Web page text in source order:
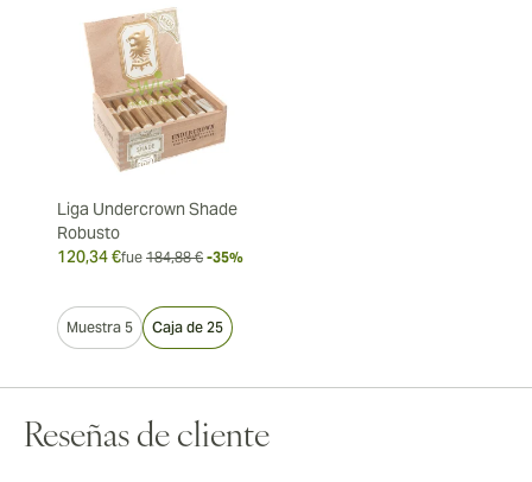
Liga Undercrown Shade
Robusto
120,34 €fue 184,88 € -35%
Muestra 5 Caja de 25
Reseñas de cliente